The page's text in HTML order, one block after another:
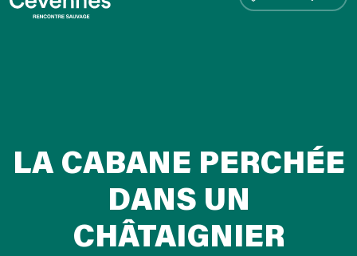
LA CABANE PERCHÉE
DANS UN
CHÂTAIGNIER